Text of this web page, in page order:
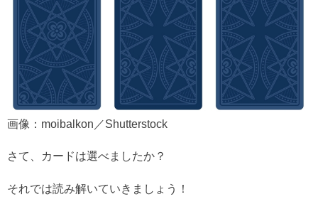
画像：moibalkon／Shutterstock
さて、カードは選べましたか？
それでは読み解いていきましょう！